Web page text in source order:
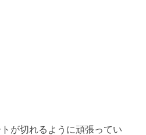
が切れるように頑張ってい